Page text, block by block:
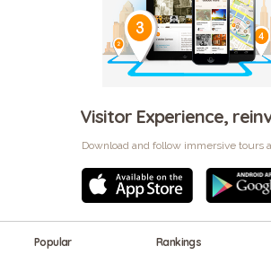
Visitor Experience,
Download and follow immersive tours
Popular Rankings